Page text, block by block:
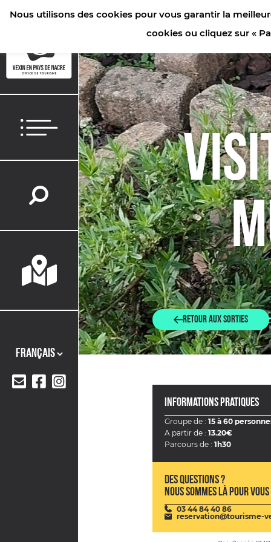
ACCUEIL/VENIR EN GROUPE/VISITE ET DÉGUSTATION AU
Retour aux sorties
Informations pratiques
Groupe de : 15 à 60
A partir de : 13.20€
Parcours de : 1h30
Des questions ?
Nous sommes là pour vous
03 44 84 40 86
reservation@tourisme-
Nous utilisons des cookies pour vous garantir la
cookies ou cliquez sur «